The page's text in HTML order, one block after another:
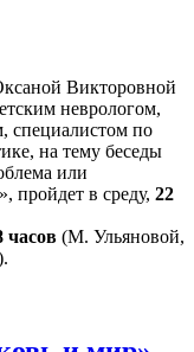
Викторовной
неврологом,
специалистом по
на тему беседы
или
пройдет в среду, 22
часов (М. Ульяновой,